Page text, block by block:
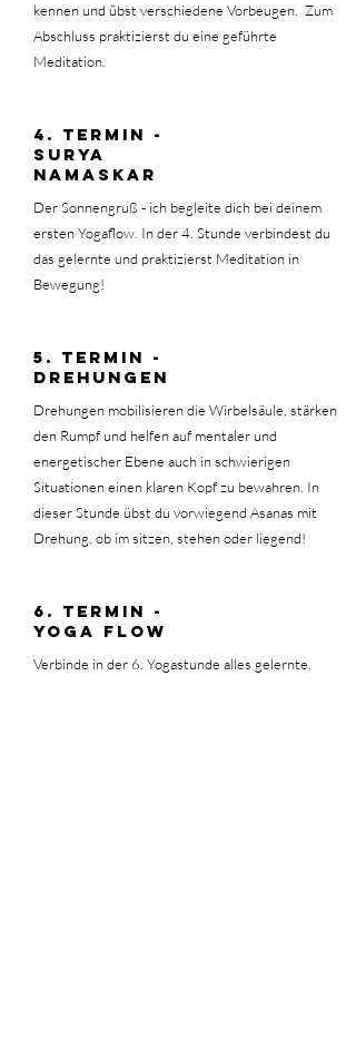
kennen und übst verschiedene Vorbeugen. Zum
Abschluss praktizierst du eine geführte
Meditation.
4. tERMIN -
Surya
namaskar
Der Sonnengruß - ich begleite dich bei deinem
ersten Yogaflow. In der 4. Stunde verbindest du
das gelernte und praktizierst Meditation in
Bewegung!
5. tERMIN -
Drehungen
Drehungen mobilisieren die Wirbelsäule, stärken
den Rumpf und helfen auf mentaler und
energetischer Ebene auch in schwierigen
Situationen einen klaren Kopf zu bewahren. In
dieser Stunde übst du vorwiegend Asanas mit
Drehung, ob im sitzen, stehen oder liegend!
6. tERMIN -
YOGA FLOW
Verbinde in der 6. Yogastunde alles gelernte.